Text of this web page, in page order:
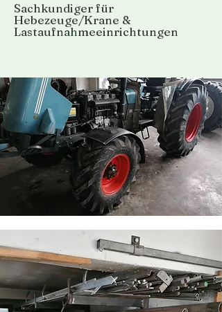
Sachkundiger für
Hebezeuge/Krane &
Lastaufnahmeeinrichtungen